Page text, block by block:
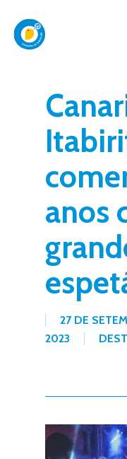
main
anos
27 DE
2023